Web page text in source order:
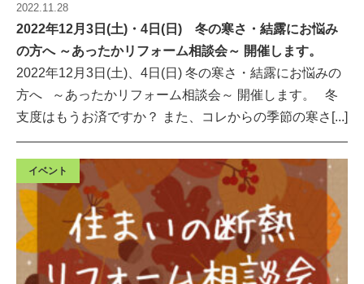
2022.11.28
2022年12月3日(土)・4日(日) 冬の寒さ・結露にお悩み
の方へ ～あったかリフォーム相談会～ 開催します。
2022年12月3日(土)、4日(日) 冬の寒さ・結露にお悩みの
方へ ～あったかリフォーム相談会～ 開催します。 冬
支度はもうお済ですか？ また、コレからの季節の寒さ[...]
イベント